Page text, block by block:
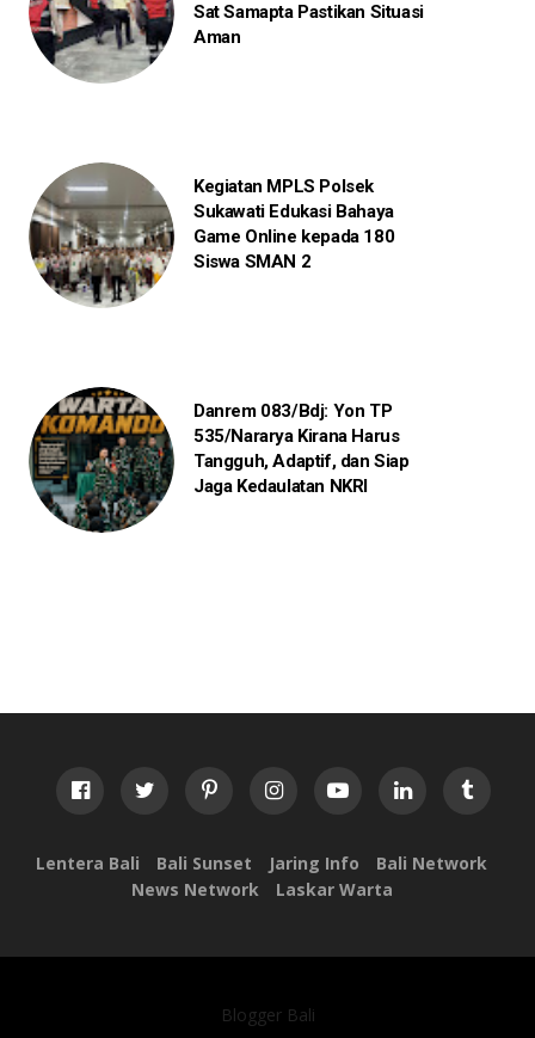
Sat Samapta Pastikan Situasi
Aman
Kegiatan MPLS Polsek
Sukawati Edukasi Bahaya
Game Online kepada 180
Siswa SMAN 2
Danrem 083/Bdj: Yon TP
535/Nararya Kirana Harus
Tangguh, Adaptif, dan Siap
Jaga Kedaulatan NKRI
Lentera Bali Bali Sunset Jaring Info
Bali Network
News Network
Laskar Warta
Blogger Bali